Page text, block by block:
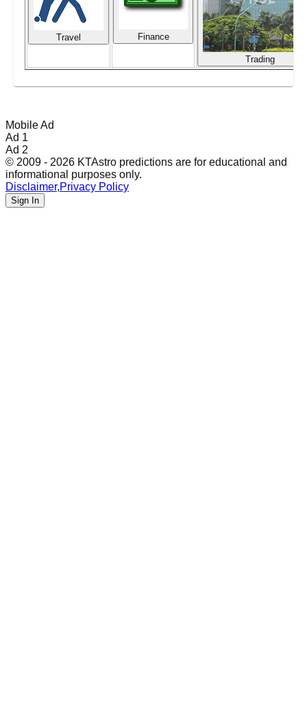
Travel Finance
Trading
Mobile Ad
Ad 1
Ad 2
© 2009 - 2026 KTAstro predictions are for educational and
informational purposes only.
Disclaimer,Privacy Policy
Sign In